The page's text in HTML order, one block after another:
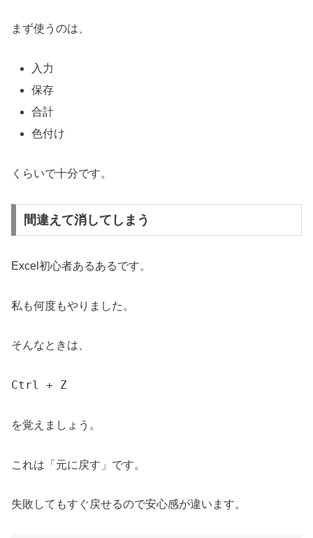
まず使うのは、
入力
保存
合計
色付け
くらいで十分です。
間違えて消してしまう
Excel初心者あるあるです。
私も何度もやりました。
そんなときは、
Ctrl + Z
を覚えましょう。
これは「元に戻す」です。
失敗してもすぐ戻せるので安心感が違います。